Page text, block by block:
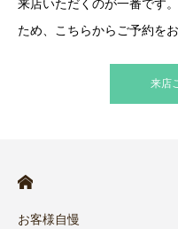
来店いただくのが一番です
ため、こちらからご予約を
来店
お客様自慢